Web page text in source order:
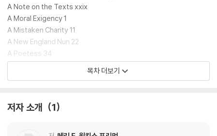
A Note on the Texts xxix
A Moral Exigency 1
A Mistaken Charity 11
A New England Nun 22
A Poetess 34
Louisa 48
The Revolt of "Mother" 64
The Love of Parson Lord 160
목차 더보기
저자 소개 1